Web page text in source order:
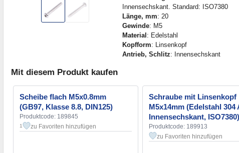
Innensechskant. Standard: ISO7380
Länge, mm: 20
Gewinde: M5
Material : Edelstahl
Kopfform: Linsenkopf
Antrieb, Schlitz: Innensechskant
Mit diesem Produkt kaufen
Scheibe flach M5x0.8mm
(GB97, Klasse 8.8, DIN125)
Produktcode: 189845
1 zu Favoriten hinzufügen
Schraube mit Linsenkopf
M5x14mm (Edelstahl 304
Innensechskant, ISO7380)
Produktcode: 189913
zu Favoriten hinzufügen